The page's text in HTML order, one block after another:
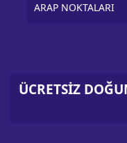
ARAP NOKTALARI
ÜCRETSİZ